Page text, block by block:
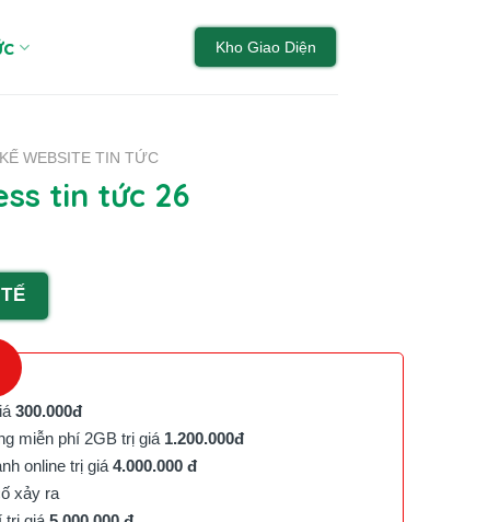
Kho Giao Diện
WEBSITE TIN TỨC
tin tức 26
300.000đ
miễn phí 2GB trị giá 1.200.000đ
online trị giá 4.000.000 đ
xảy ra